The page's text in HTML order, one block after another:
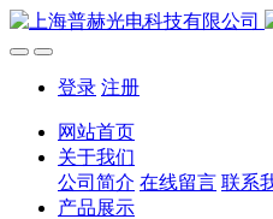
登录 注册
网站首页
关于我们
公司简介 在线留言 联系
产品展示